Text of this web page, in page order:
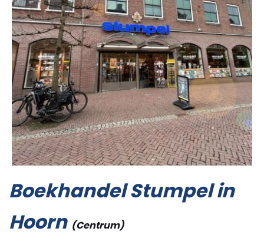
Boekhandel Stumpel in
Hoorn (Centrum)